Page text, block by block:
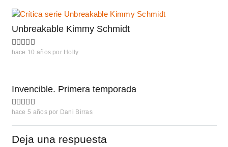
Unbreakable Kimmy Schmidt
hace 10 años por Holly
Invencible. Primera temporada
hace 5 años por Dani Birras
Deja una respuesta